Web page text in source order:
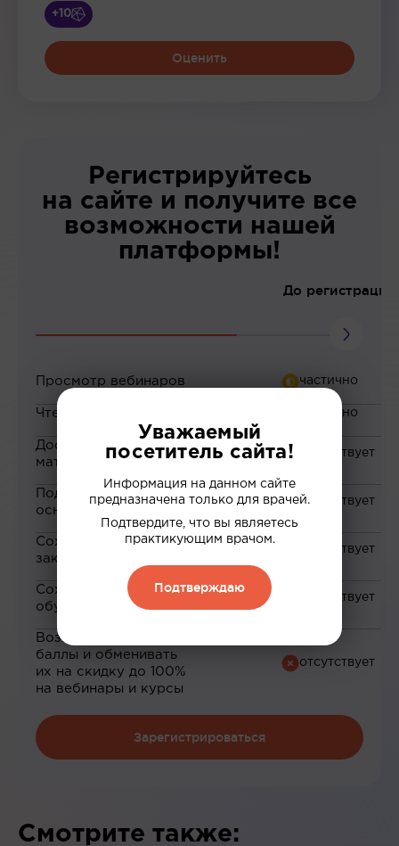
+10
Оценить
Регистрируйтесь
на сайте и получите все
возможности нашей
платформы!
До регистрации
Просмотр вебинаров
Чтение статей
Доступ к закрытым
материалам
Подборка материалов на
основе ваших интересов
Сохранение материалов в
закладки
Сохранение прогресса по
обучению
Возможность зарабатывать
баллы и обменивать
их на скидку до 100%
на вебинары и курсы
Зарегистрироваться
Смотрите также:
Уважаемый
посетитель сайта!
Информация на данном сайте
предназначена только для врачей.
Подтвердите, что вы являетесь
практикующим врачом.
Подтверждаю